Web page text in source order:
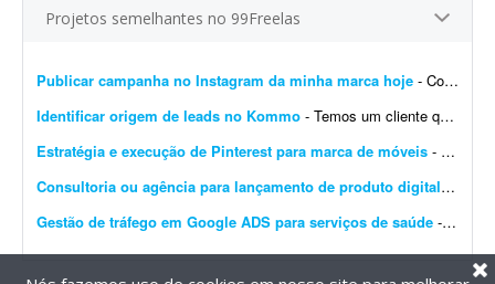
Projetos semelhantes no 99Freelas
Publicar campanha no Instagram da minha marca hoje - Contratar alguém para subir a campanha no Meta (Instagram) da minha marca ainda hoje. Já temos alguém em mente; este anúncio é apenas uma formalidade.
Identificar origem de leads no Kommo - Temos um cliente que utiliza IA no CRM Kommo para qualificação dos leads e, ao mesmo tempo, para identificar a origem desses leads. Precisamos identificar se os leads vieram do Facebo...
Estratégia e execução de Pinterest para marca de móveis - Preciso de um profissional com olhar atento e repertório refinado em design e arquitetura para repensar e construir a estratégia do Pinterest da minha marca de móveis. O proje...
Consultoria ou agência para lançamento de produto digital
-
Gestão de tráfego em Google ADS para serviços de saúde - Preciso de um freelancer com experiência em tráfego no Google Ads para gerenciar uma campanha local voltada a serviços de saúde. No momento o investimento em créd...